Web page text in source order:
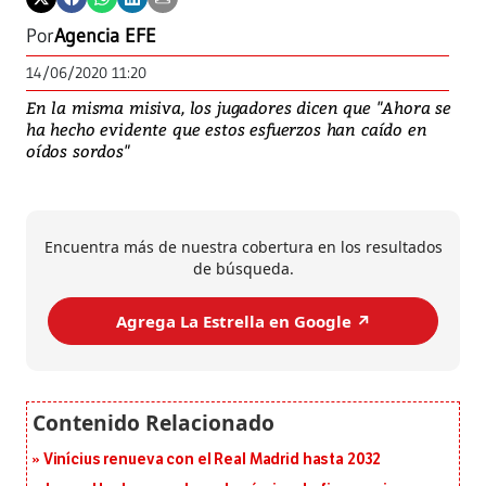
PorAgencia EFE
14/06/2020 11:20
En la misma misiva, los jugadores dicen que "Ahora se
ha hecho evidente que estos esfuerzos han caído en
oídos sordos"
Encuentra más de nuestra cobertura en los resultados
de búsqueda.
Agrega La Estrella en Google ↗️
Vinícius renueva con el Real Madrid hasta 2032